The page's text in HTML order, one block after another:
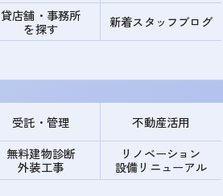
貸店舗・事務所
を探す
新着スタッフブログ
受託・管理 不動産活用
無料建物診断
外装工事
リノベーション
設備リニューアル